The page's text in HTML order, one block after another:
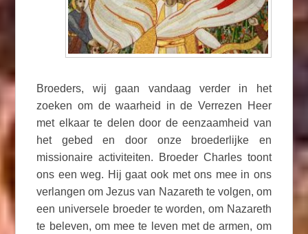
Broeders, wij gaan vandaag verder in het
zoeken om de waarheid in de Verrezen Heer
met elkaar te delen door de eenzaamheid van
het gebed en door onze broederlijke en
missionaire activiteiten. Broeder Charles toont
ons een weg. Hij gaat ook met ons mee in ons
verlangen om Jezus van Nazareth te volgen, om
een universele broeder te worden, om Nazareth
te beleven, om mee te leven met de armen, om